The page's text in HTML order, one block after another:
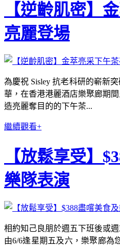
【逆齡肌密】
亮麗登場
為慶祝 Sisley 抗老科研的嶄新
華，在香港港麗酒店樂聚廊期
造亮麗奪目的的下午茶...
繼續觀看+
【放鬆享受】
樂隊表演
相約知己良朋於週五下班後或
由6/6逢星期五及六，樂聚廊為